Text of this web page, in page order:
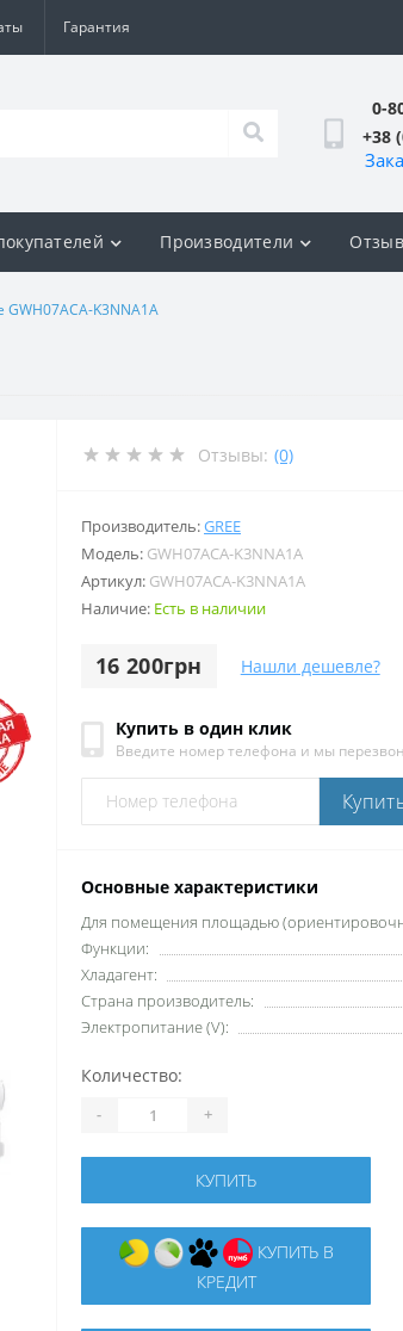
Гарантия
0-
+38
Производители
K3NNA1A
Отзывы: (0)
Производитель:GREE
Модель: GWH07ACA-K3NNA1A
Артикул: GWH07ACA-K3NNA1A
Наличие: Есть в наличии
16 200грн Нашли дешевле?
Купить в один клик
Введите номер телефона и мы
Основные характеристики
Для помещения площадью
Функции:
Хладагент:
Страна производитель:
Электропитание (V):
Количество:
- +
КУПИТЬ
КУПИТЬ В
КРЕДИТ